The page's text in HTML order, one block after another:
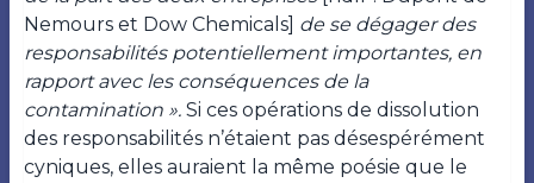
Nemours et Dow Chemicals] de se dégager des
responsabilités potentiellement importantes, en
rapport avec les conséquences de la
contamination ». Si ces opérations de dissolution
des responsabilités n’étaient pas désespérément
cyniques, elles auraient la même poésie que le